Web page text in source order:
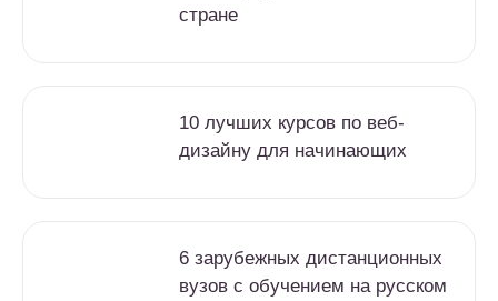
стране
10 лучших курсов по веб-
дизайну для начинающих
6 зарубежных дистанционных
вузов с обучением на русском